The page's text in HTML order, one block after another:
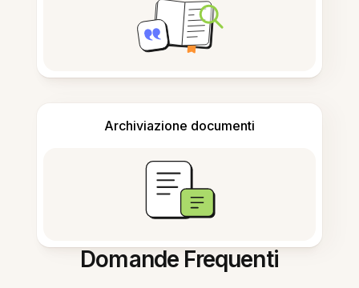
Archiviazione documenti
Domande Frequenti